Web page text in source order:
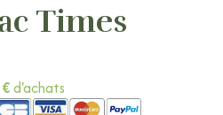
Times
d'achats